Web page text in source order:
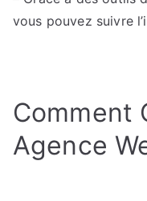
vous pouvez suivre
Comment
Agence